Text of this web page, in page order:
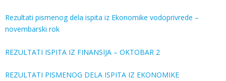
Rezultati pismenog dela ispita iz Ekonomike vodoprivrede –
novembarski rok
REZULTATI ISPITA IZ FINANSIJA – OKTOBAR 2
REZULTATI PISMENOG DELA ISPITA IZ EKONOMIKE